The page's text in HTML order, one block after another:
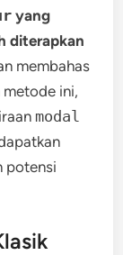
yang
diterapkan
membahas
ini,
modal
potensi